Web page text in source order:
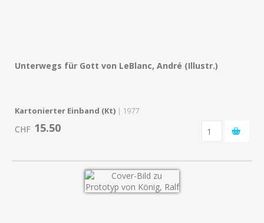
Unterwegs für Gott von LeBlanc, André (Illustr.)
Kartonierter Einband (Kt) | 1977
CHF 15.50